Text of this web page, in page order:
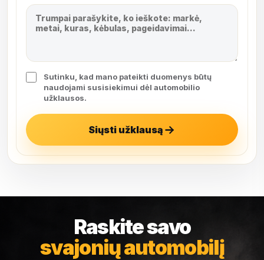
Sutinku, kad mano pateikti duomenys būtų
naudojami susisiekimui dėl automobilio
užklausos.
Siųsti užklausą
Raskite savo
svajonių automobilį